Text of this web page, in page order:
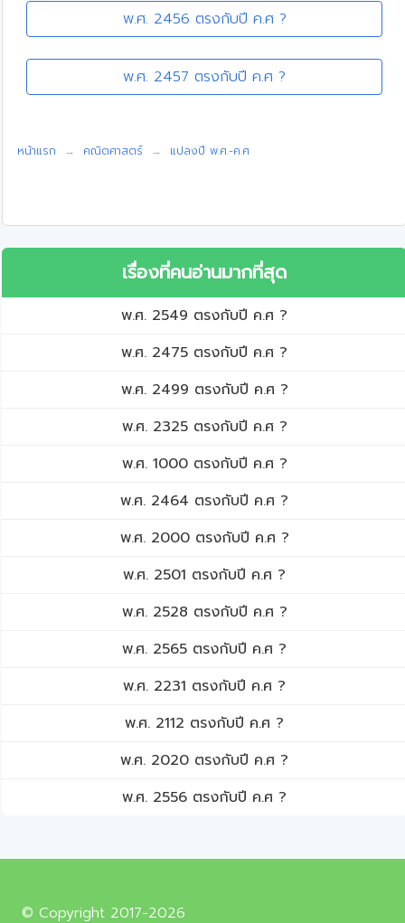
พ.ศ. 2456 ตรงกับปี ค.ศ ?
พ.ศ. 2457 ตรงกับปี ค.ศ ?
หน้าแรก คณิตศาสตร์ แปลงปี พ.ศ.-ค.ศ
เรื่องที่คนอ่านมากที่สุด
พ.ศ. 2549 ตรงกับปี ค.ศ ?
พ.ศ. 2475 ตรงกับปี ค.ศ ?
พ.ศ. 2499 ตรงกับปี ค.ศ ?
พ.ศ. 2325 ตรงกับปี ค.ศ ?
พ.ศ. 1000 ตรงกับปี ค.ศ ?
พ.ศ. 2464 ตรงกับปี ค.ศ ?
พ.ศ. 2000 ตรงกับปี ค.ศ ?
พ.ศ. 2501 ตรงกับปี ค.ศ ?
พ.ศ. 2528 ตรงกับปี ค.ศ ?
พ.ศ. 2565 ตรงกับปี ค.ศ ?
พ.ศ. 2231 ตรงกับปี ค.ศ ?
พ.ศ. 2112 ตรงกับปี ค.ศ ?
พ.ศ. 2020 ตรงกับปี ค.ศ ?
พ.ศ. 2556 ตรงกับปี ค.ศ ?
© Copyright 2017-2026